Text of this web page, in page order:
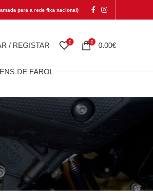
para a rede fixa nacional)
/ REGISTAR 0 0 0.00€
DE FAROL